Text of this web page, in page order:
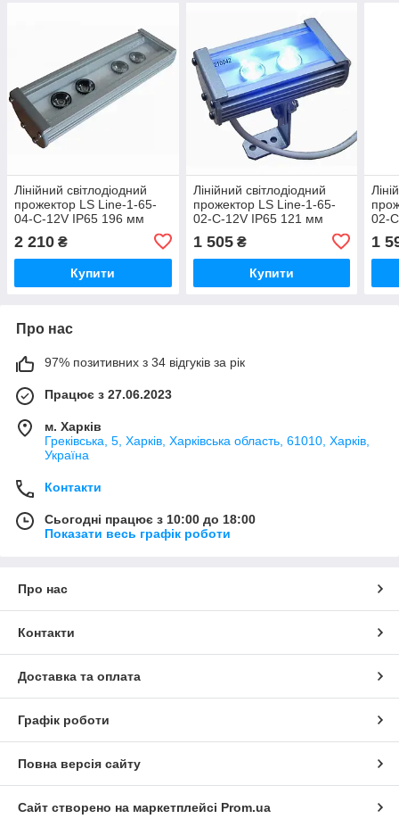
Лінійний світлодіодний
прожектор LS Line-1-65-
04-C-12V IP65 196 мм
2 210 ₴
Купити
Лінійний світлодіодний
прожектор LS Line-1-65-
02-C-12V IP65 121 мм
1 505₴
Купити
02-
1
Про нас
97% позитивних з 34 відгуків за рік
Працює з 27.06.2023
м. Харків
Греківська, 5, Харків, Харківська область, 61010, Харків,
Україна
Контакти
Сьогодні працює з 10:00 до 18:00
Показати весь графік роботи
Про нас
Контакти
Доставка та оплата
Графік роботи
Повна версія сайту
Сайт створено на маркетплейсі Prom.ua